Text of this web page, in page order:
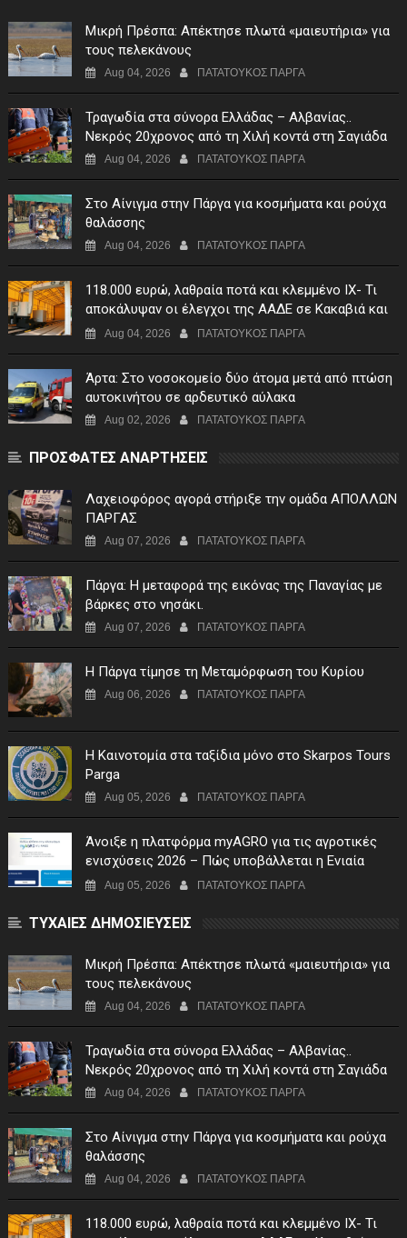
Μικρή Πρέσπα: Απέκτησε πλωτά «μαιευτήρια» για
τους πελεκάνους
Aug 04, 2026 ΠΑΤΑΤΟΥΚΟΣ ΠΑΡΓΑ
Τραγωδία στα σύνορα Ελλάδας – Αλβανίας..
Νεκρός 20χρονος από τη Χιλή κοντά στη Σαγιάδα
Aug 04, 2026 ΠΑΤΑΤΟΥΚΟΣ ΠΑΡΓΑ
Στο Αίνιγμα στην Πάργα για κοσμήματα και ρούχα
θαλάσσης
Aug 04, 2026 ΠΑΤΑΤΟΥΚΟΣ ΠΑΡΓΑ
118.000 ευρώ, λαθραία ποτά και κλεμμένο ΙΧ- Τι
αποκάλυψαν οι έλεγχοι της ΑΑΔΕ σε Κακαβιά και
Μαυρομάτι
Aug 04, 2026 ΠΑΤΑΤΟΥΚΟΣ ΠΑΡΓΑ
Άρτα: Στο νοσοκομείο δύο άτομα μετά από πτώση
αυτοκινήτου σε αρδευτικό αύλακα
Aug 02, 2026 ΠΑΤΑΤΟΥΚΟΣ ΠΑΡΓΑ
ΠΡΟΣΦΑΤΕΣ ΑΝΑΡΤΗΣΕΙΣ
Λαχειοφόρος αγορά στήριξε την ομάδα ΑΠΟΛΛΩΝ
ΠΑΡΓΑΣ
Aug 07, 2026 ΠΑΤΑΤΟΥΚΟΣ ΠΑΡΓΑ
Πάργα: Η μεταφορά της εικόνας της Παναγίας με
βάρκες στο νησάκι.
Aug 07, 2026 ΠΑΤΑΤΟΥΚΟΣ ΠΑΡΓΑ
Η Πάργα τίμησε τη Μεταμόρφωση του Κυρίου
Aug 06, 2026 ΠΑΤΑΤΟΥΚΟΣ ΠΑΡΓΑ
Η Καινοτομία στα ταξίδια μόνο στο Skarpos Tours
Parga
Aug 05, 2026 ΠΑΤΑΤΟΥΚΟΣ ΠΑΡΓΑ
Άνοιξε η πλατφόρμα myAGRO για τις αγροτικές
ενισχύσεις 2026 – Πώς υποβάλλεται η Ενιαία
Αίτηση Ενίσχυσης
Aug 05, 2026 ΠΑΤΑΤΟΥΚΟΣ ΠΑΡΓΑ
ΤΥΧΑΙΕΣ ΔΗΜΟΣΙΕΥΣΕΙΣ
Μικρή Πρέσπα: Απέκτησε πλωτά «μαιευτήρια» για
τους πελεκάνους
Aug 04, 2026 ΠΑΤΑΤΟΥΚΟΣ ΠΑΡΓΑ
Τραγωδία στα σύνορα Ελλάδας – Αλβανίας..
Νεκρός 20χρονος από τη Χιλή κοντά στη Σαγιάδα
Aug 04, 2026 ΠΑΤΑΤΟΥΚΟΣ ΠΑΡΓΑ
Στο Αίνιγμα στην Πάργα για κοσμήματα και ρούχα
θαλάσσης
Aug 04, 2026 ΠΑΤΑΤΟΥΚΟΣ ΠΑΡΓΑ
118.000 ευρώ, λαθραία ποτά και κλεμμένο ΙΧ- Τι